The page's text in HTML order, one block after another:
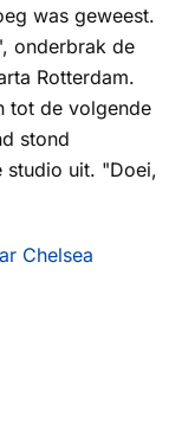
was geweest.
onderbrak de
Rotterdam.
tot de volgende
stond
studio uit. "Doei,
Chelsea